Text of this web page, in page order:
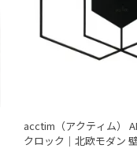
acctim（アクティム）
クロック｜北欧モダン